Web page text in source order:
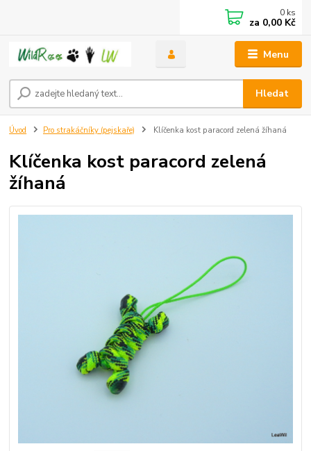
Menu
Hledat
0 ks
za 0,00 Kč
Úvod Pro strakáčníky (pejskaře) Klíčenka kost paracord zelená žíhaná
Klíčenka kost paracord zelená
žíhaná